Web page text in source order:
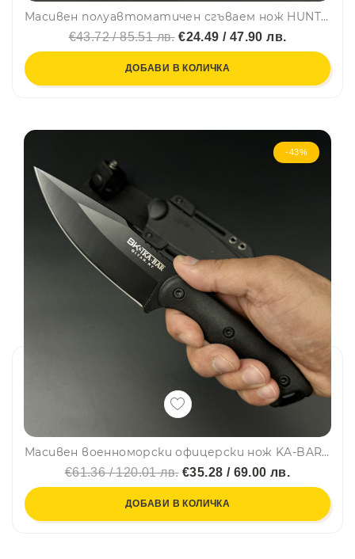
Масивен полуавтоматичен сгъваем нож HUNTER BL-152, стомана D2, дръжка G10
€43.72 / 85.51 лв.€24.49 / 47.90 лв.
ДОБАВИ В КОЛИЧКА
-43%
Масивен военноморски офицерски нож KA-BAR BK-18 Gin, черно острие, подсилена дръжка
€61.36 / 120.01 лв.€35.28 / 69.00 лв.
ДОБАВИ В КОЛИЧКА